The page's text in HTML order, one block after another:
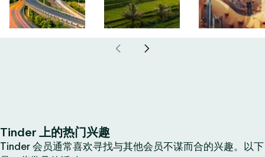
Tinder 上的热门兴趣
Tinder 会员通常喜欢寻找与其他会员不谋而合的兴趣。以下